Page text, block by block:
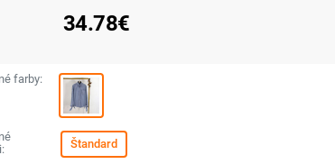
34.78€
farby:
Štandard